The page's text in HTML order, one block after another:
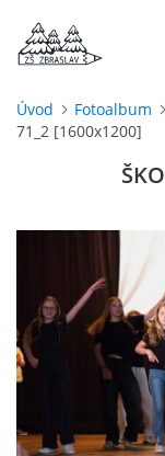
ÚVOD
DOKUMENTY
ŠKOLSKÁ RADA
Úvod Fotoalbum
71_2 [1600x1200]